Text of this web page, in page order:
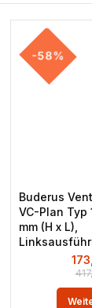
-58%
Buderus
VC-Plan Typ
mm (H x L),